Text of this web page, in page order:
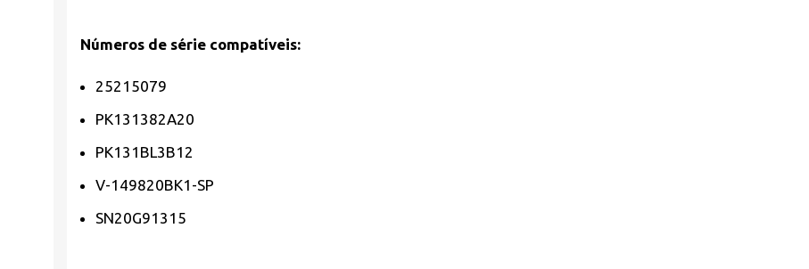
Números de série compatíveis:
25215079
PK131382A20
PK131BL3B12
V-149820BK1-SP
SN20G91315